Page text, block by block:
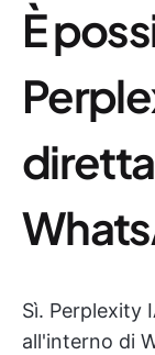
È
Sì. Perplexity
all'interno di